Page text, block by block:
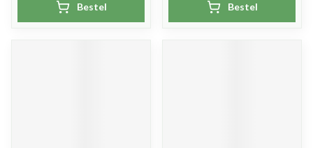
Bestel Bestel